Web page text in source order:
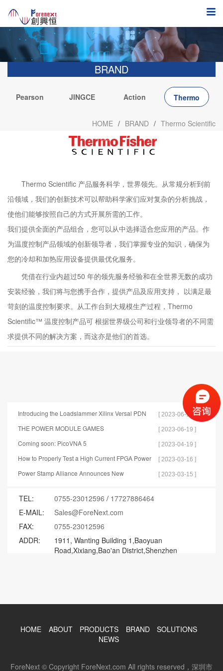
BRAND
Pearson
JINGCE Action
Thermo
HOME / BRAND / Thermo Scientific
Thermo Scientific 产品服务科学，世界领先。从常规分析到前
沿领域，我们的创新技术可以帮助科学家们应对复杂的分析挑战，
使他们能够按照自己的方式开展所需的工作。
我们提供全面的产品组合，您可以从中选择适合您应用的产品。作
为温度控制产品领域的创新领导者，我们掌握专业的知识，确保为
您的冷却和加热应用设备提供最优化服务。
凭借在行业内超过50 年的领先服务经验和在全世界无数的成功
安装经验，我们将与您携手合作，提供产品及应用支持， 以满足最
苛刻的温度控制要求。从工作台到大规模生产过程，Thermo
Scientific™ 温度控制产品可 根据世界级公司和行业领导者的不同需
求提供不同的解决方案，而这亦是他们的首选。
Introducing the Loadslammer Xilinx Versal PDN
Test Tools
[ 2023-06-19 ]
THE POWER MODULE GAMES [ 2023-06-19 ]
Coming soon: PicoVNA 5 [ 2023-04-19 ]
How to Properly Test a High Current FPGA Power
Distribution Network
[ 2023-03-16 ]
Power Stamp Alliance Announces New
[ 2023-03-15 ]
TEL: 0755-23012596 / 17727886464
E-MAIL:
Sales@ForeNext.com
FAX:
0755-23012596
ADDR:
1911, Wanting Building 1,Baoyuan
Road,Xixiang,Bao'an District,Shenzhen
HOME ABOUT PRODUCTS BRAND
SOLUTIONS
NEWS
ForeNext © Copyright ForeNext.com All rights reserved，深圳市